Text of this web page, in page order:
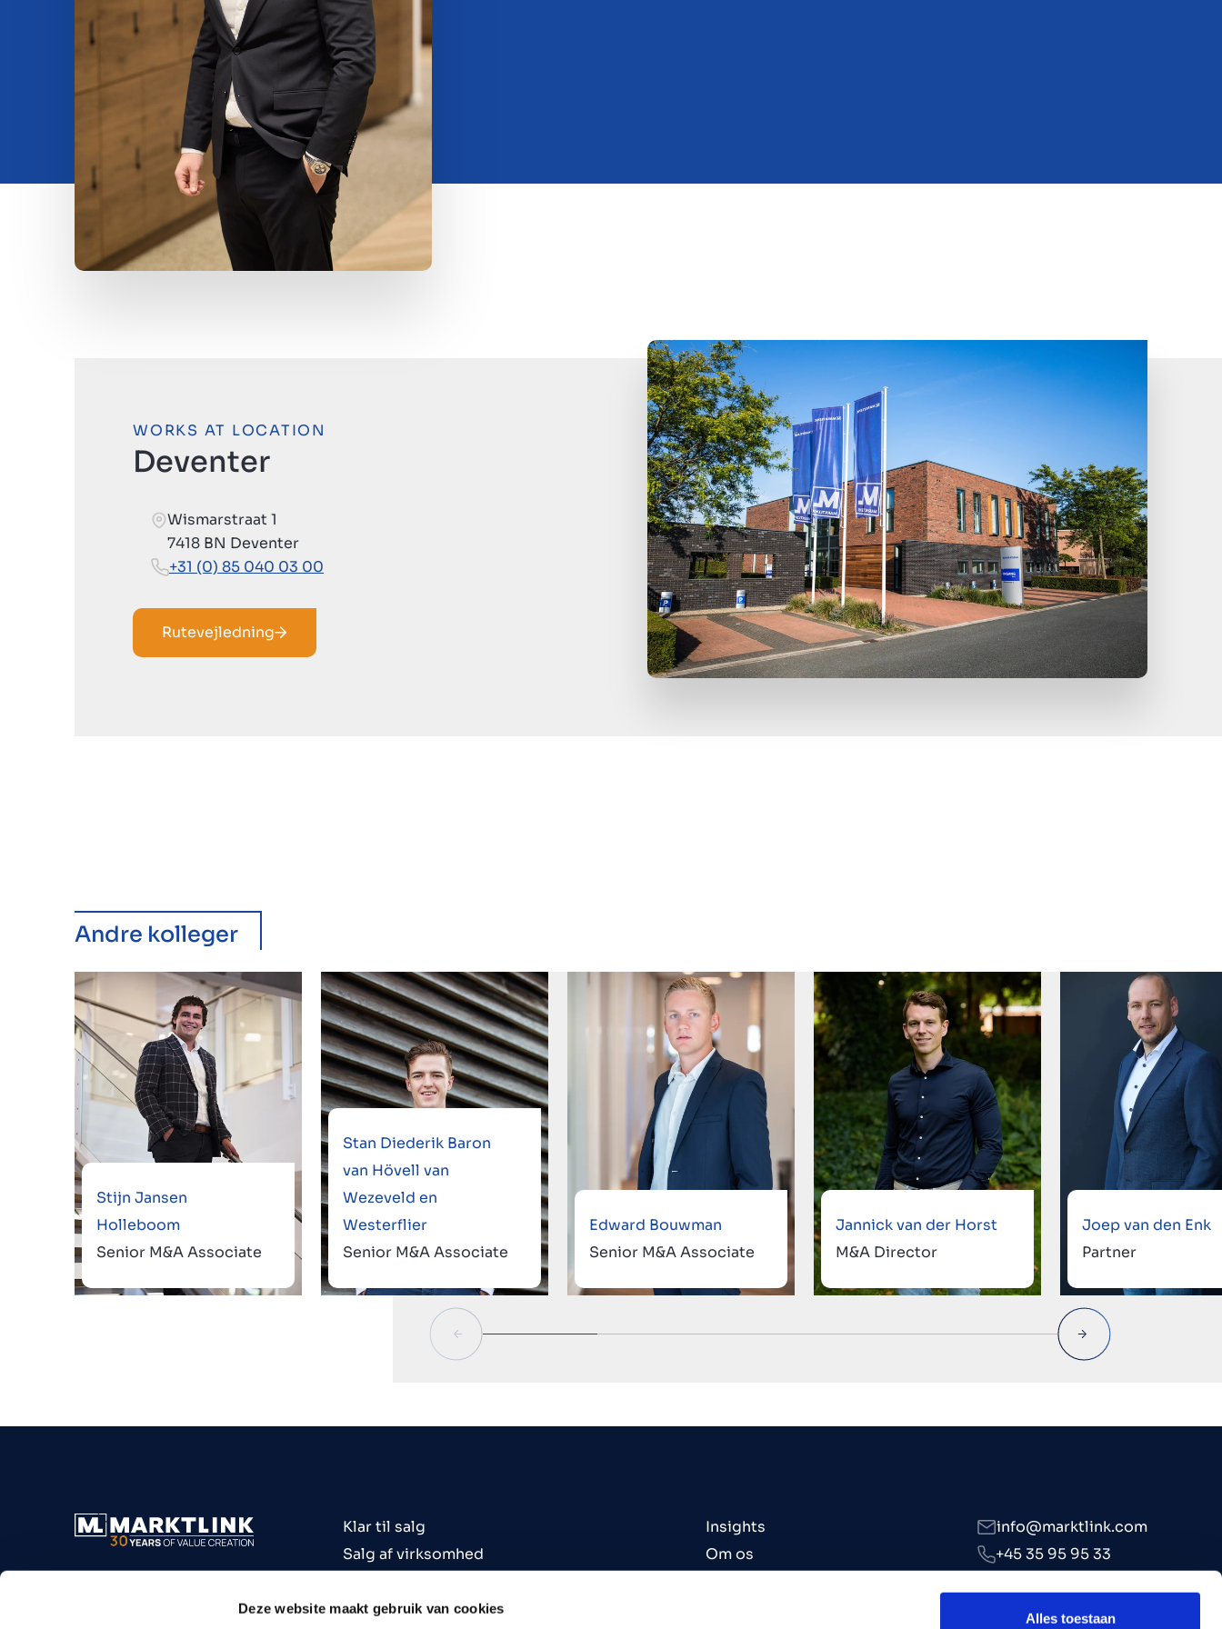
Deze website maakt gebruik van cookies
Alles toestaan
Insights
Kontakt
WORKS AT LOCATION
Deventer
Wismarstraat 1
7418 BN Deventer
+31 (0) 85 040 03 00
Rutevejledning
Andre kolleger
Stijn Jansen
Holleboom
Senior M&A Associate
Stan Diederik Baron
van Hövell van
Wezeveld en
Westerflier
Senior M&A Associate
Edward Bouwman
Senior M&A Associate
Jannick van der Horst
M&A Director
Joep van den Enk
Partner
Klar til salg
Salg af virksomhed
Virksomheder til salg
Insights
Om os
info@marktlink.com
+45 35 95 95 33